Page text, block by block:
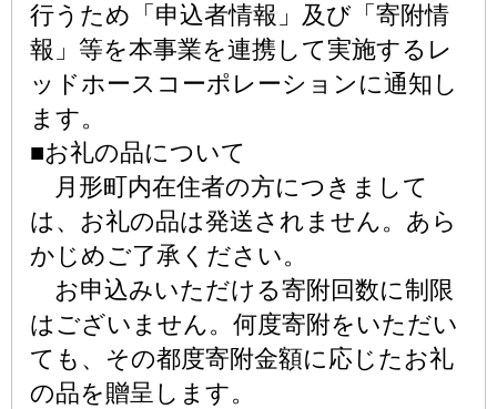
行うため「申込者情報」及び「寄附情
報」等を本事業を連携して実施するレ
ッドホースコーポレーションに通知し
ます。
■お礼の品について
月形町内在住者の方につきまして
は、お礼の品は発送されません。あら
かじめご了承ください。
お申込みいただける寄附回数に制限
はございません。何度寄附をいただい
ても、その都度寄附金額に応じたお礼
の品を贈呈します。